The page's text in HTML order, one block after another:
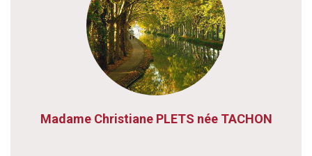
Madame Christiane PLETS née TACHON